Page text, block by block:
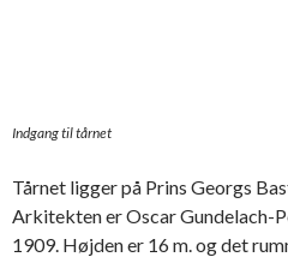
Indgang til tårnet
Tårnet ligger på Prins Georgs
Arkitekten er Oscar Gundelach-
1909. Højden er 16 m. og det